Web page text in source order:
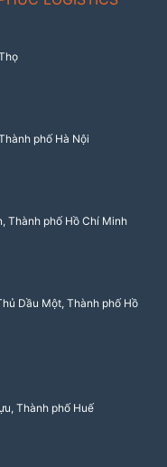
phố Hà Nội
Thành phố Hồ Chí Minh
Dầu Một, Thành phố Hồ
Thành phố Huế